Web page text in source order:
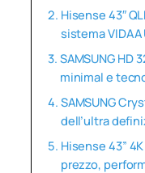
Hisense 43″
sistema VIDAA
SAMSUNG HD
minimal e
SAMSUNG
dell’ultra
Hisense 43”
prezzo,